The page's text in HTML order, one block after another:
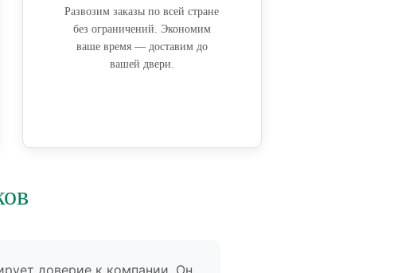
Развозим заказы по всей стране
без ограничений. Экономим
ваше время — доставим до
вашей двери.
доверие к компании. Он